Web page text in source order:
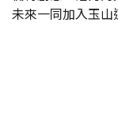
未來一同加入玉山